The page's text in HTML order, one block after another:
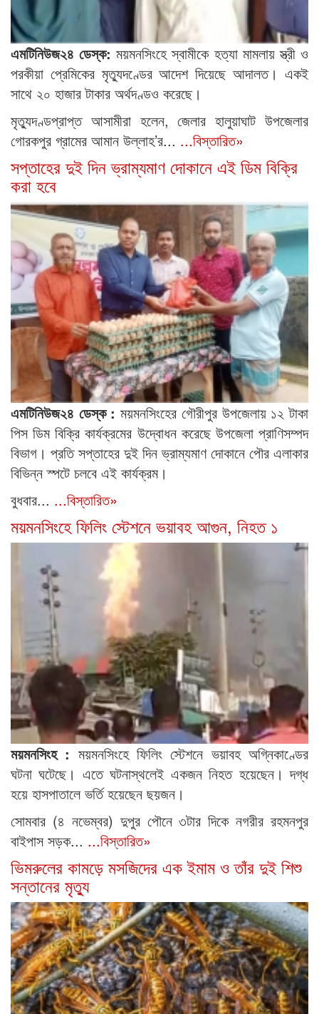
এমটিনিউজ২৪ ডেস্ক: ময়মনসিংহে স্বামীকে হত্যা মামলায় স্ত্রী ও
পরকীয়া প্রেমিকের মৃত্যুদণ্ডের আদেশ দিয়েছে আদালত। একই
সাথে ২০ হাজার টাকার অর্থদণ্ডও করেছে।
মৃত্যুদণ্ডপ্রাপ্ত আসামীরা হলেন, জেলার হালুয়াঘাট উপজেলার
গোরকপুর গ্রামের আমান উল্লাহ’র... ...বিস্তারিত»
সপ্তাহের দুই দিন ভ্রাম্যমাণ দোকানে এই ডিম বিক্রি
করা হবে
এমটিনিউজ২৪ ডেস্ক : ময়মনসিংহের গৌরীপুর উপজেলায় ১২ টাকা
পিস ডিম বিক্রি কার্যক্রমের উদ্বোধন করেছে উপজেলা প্রাণিসম্পদ
বিভাগ। প্রতি সপ্তাহের দুই দিন ভ্রাম্যমাণ দোকানে পৌর এলাকার
বিভিন্ন স্পটে চলবে এই কার্যক্রম।
বুধবার... ...বিস্তারিত»
ময়মনসিংহে ফিলিং স্টেশনে ভয়াবহ আগুন, নিহত ১
ময়মনসিংহ : ময়মনসিংহে ফিলিং স্টেশনে ভয়াবহ অগ্নিকাণ্ডের
ঘটনা ঘটেছে। এতে ঘটনাস্থলেই একজন নিহত হয়েছেন। দগ্ধ
হয়ে হাসপাতালে ভর্তি হয়েছেন ছয়জন।
সোমবার (৪ নভেম্বর) দুপুর পৌনে ৩টার দিকে নগরীর রহমনপুর
বাইপাস সড়ক... ...বিস্তারিত»
ভিমরুলের কামড়ে মসজিদের এক ইমাম ও তাঁর দুই শিশু
সন্তানের মৃত্যু